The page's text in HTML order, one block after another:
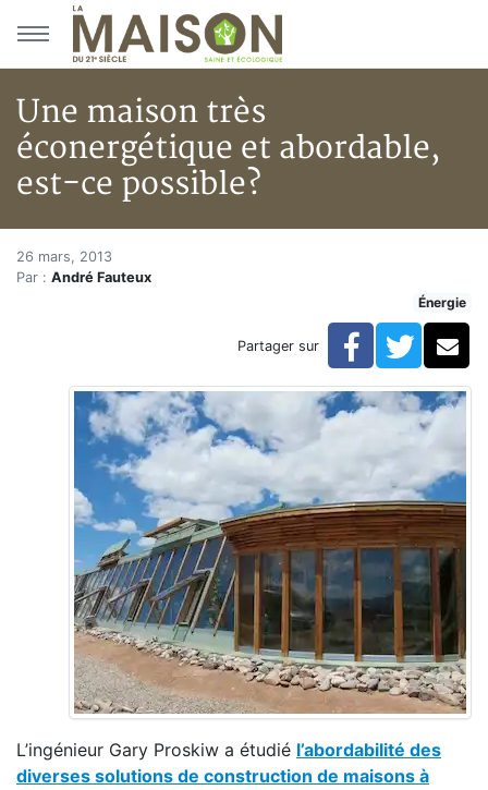
Aller au menu principal
Aller au contenu principal
Une maison très
éconergétique et abordable,
est-ce possible?
Accueil
Articles
Une maison très éconergétique et abordable, est-ce
Une maison très
26 mars, 2013
Par : André Fauteux
Énergie
Partager sur Facebook
L’ingénieur Gary Proskiw a étudié l’abordabilité des
diverses solutions de construction de maisons à